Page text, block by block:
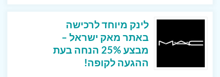
לינק מיוחד לרכישה
באתר מאק ישראל –
מבצע 25% הנחה בעת
ההגעה לקופה!